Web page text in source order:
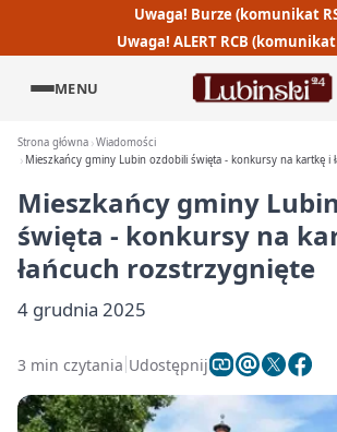
Uwaga! Burze (komunikat
Uwaga! ALERT RCB (komunikat
MENU
Strona główna Wiadomości
Mieszkańcy gminy Lubin ozdobili święta - konkursy na kartkę i
Mieszkańcy gminy
święta - konkursy na
łańcuch rozstrzygnięte
4 grudnia 2025
3 min czytania Udostępnij